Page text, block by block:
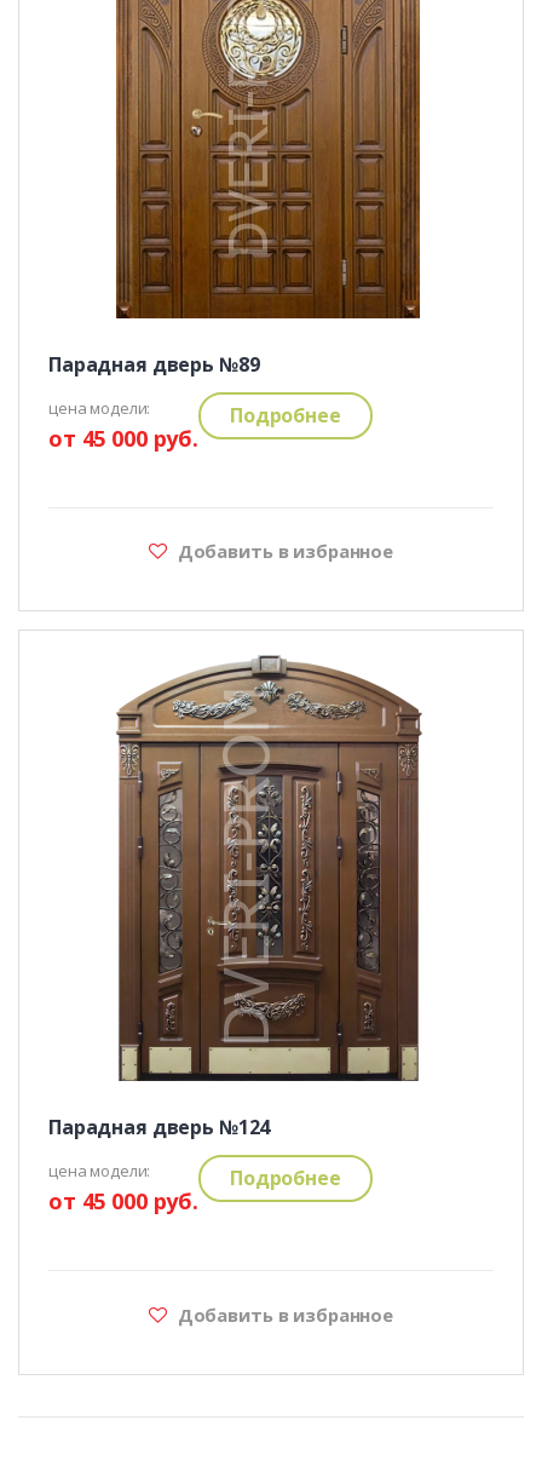
Парадная дверь №89
цена модели:
от 45 000 руб.
Подробнее
Добавить в избранное
Парадная дверь №124
цена модели:
от 45 000 руб.
Подробнее
Добавить в избранное